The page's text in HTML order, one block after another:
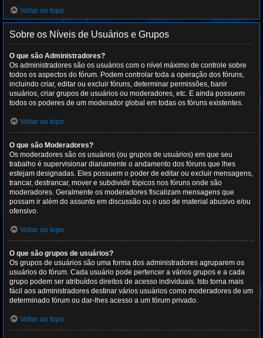
Voltar ao topo
Sobre os Níveis de Usuários e Grupos
O que são Administradores?
Os administradores são os usuários com o nível máximo de controle sobre
todos os aspectos do fórum. Podem controlar toda a operação dos fóruns,
incluindo criar, editar ou excluir fóruns, determinar permissões, banir
usuários, criar grupos de usuários ou moderadores, etc. E ainda possuem
todos os poderes de um moderador global em todas os fóruns existentes.
Voltar ao topo
O que são Moderadores?
Os moderadores são os usuários (ou grupos de usuários) em que seu
trabalho é supervisionar diariamente o andamento dos fóruns que lhes
estejam designadas. Eles possuem o poder de editar ou excluir mensagens,
trancar, destrancar, mover e subdividir tópicos nos fóruns onde são
moderadores. Geralmente os moderadores fiscalizam mensagens que
possam ir além do assunto em discussão ou o uso de material abusivo e/ou
ofensivo.
Voltar ao topo
O que são grupos de usuários?
Os grupos de usuários são uma forma dos administradores agruparem os
usuários do fórum. Cada usuário pode pertencer a vários grupos e a cada
grupo podem ser atribuídos direitos de acesso individuais. Isto torna mais
fácil aos administradores destinar vários usuários como moderadores de um
determinado fórum ou dar-lhes acesso a um fórum privado.
Voltar ao topo